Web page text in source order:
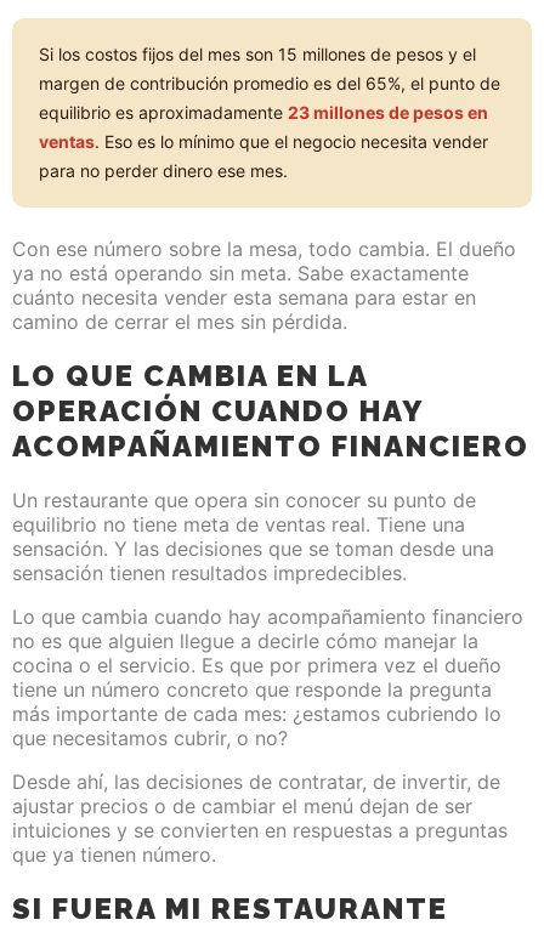
Si los costos fijos del mes son 15 millones de pesos y el
margen de contribución promedio es del 65%, el punto de
equilibrio es aproximadamente 23 millones de pesos en
ventas. Eso es lo mínimo que el negocio necesita vender
para no perder dinero ese mes.
Con ese número sobre la mesa, todo cambia. El dueño
ya no está operando sin meta. Sabe exactamente
cuánto necesita vender esta semana para estar en
camino de cerrar el mes sin pérdida.
LO QUE CAMBIA EN LA
OPERACIÓN CUANDO HAY
ACOMPAÑAMIENTO FINANCIERO
Un restaurante que opera sin conocer su punto de
equilibrio no tiene meta de ventas real. Tiene una
sensación. Y las decisiones que se toman desde una
sensación tienen resultados impredecibles.
Lo que cambia cuando hay acompañamiento financiero
no es que alguien llegue a decirle cómo manejar la
cocina o el servicio. Es que por primera vez el dueño
tiene un número concreto que responde la pregunta
más importante de cada mes: ¿estamos cubriendo lo
que necesitamos cubrir, o no?
Desde ahí, las decisiones de contratar, de invertir, de
ajustar precios o de cambiar el menú dejan de ser
intuiciones y se convierten en respuestas a preguntas
que ya tienen número.
SI FUERA MI RESTAURANTE